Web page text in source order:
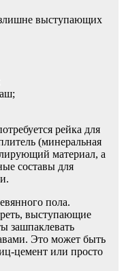
выступающих
рейка для
(минеральная
материал, а
составы для
пола.
выступающие
зашпаклевать
Это может быть
цемент или просто